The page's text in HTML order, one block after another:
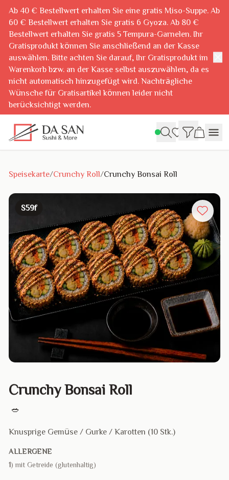
Ab 40 € Bestellwert erhalten Sie eine gratis Miso-Suppe. Ab
60 € Bestellwert erhalten Sie gratis 6 Gyoza. Ab 80 €
Bestellwert erhalten Sie gratis 5 Tempura-Garnelen. Ihr
Gratisprodukt können Sie anschließend an der Kasse
auswählen. Bitte achten Sie darauf, Ihr Gratisprodukt im
Warenkorb bzw. an der Kasse selbst auszuwählen, da es
nicht automatisch hinzugefügt wird. Nachträgliche
Wünsche für Gratisartikel können leider nicht
berücksichtigt werden.
Speisekarte/Crunchy Roll/Crunchy Bonsai Roll
S59f
Crunchy Bonsai Roll
🥗
Knusprige Gemüse / Gurke / Karotten (10 Stk.)
ALLERGENE
1) mit Getreide (glutenhaltig)